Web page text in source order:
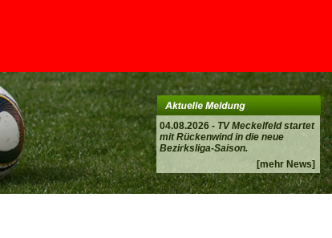
04.08.2026 - TV Meckelfeld startet
mit Rückenwind in die neue
Bezirksliga-Saison.
[mehr News]